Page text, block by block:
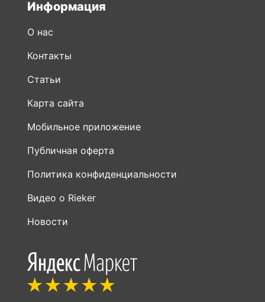
Информация
О нас
Контакты
Статьи
Карта сайта
Мобильное приложение
Публичная оферта
Политика конфиденциальности
Видео о Rieker
Новости